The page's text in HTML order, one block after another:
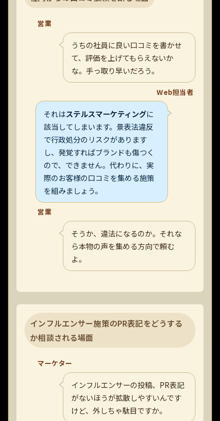
営業
うちの社員に良い口コミを書かせ
て、評価を上げてもらえないか
な。手っ取り早いだろう。
Web担当者
それはステルスマーケティングに
該当してしまいます。景表法違反
で行政処分のリスクがあります
し、発覚すればブランドも傷つく
ので、できません。代わりに、実
際のお客様の口コミを集める施策
を組みましょう。
営業
そうか、違法になるのか。それな
ら本物の声を集める方向で頼む
よ。
インフルエンサー施策のPR表記をどうする
か相談される場面
マーケター
インフルエンサーの投稿、PR表記
がないほうが拡散しやすいんです
けど、外しちゃ駄目ですか。